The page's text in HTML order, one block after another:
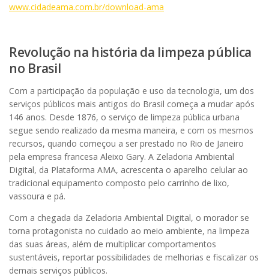
www.cidadeama.com.br/download-ama
Revolução na história da limpeza pública
no Brasil
Com a participação da população e uso da tecnologia, um dos
serviços públicos mais antigos do Brasil começa a mudar após
146 anos. Desde 1876, o serviço de limpeza pública urbana
segue sendo realizado da mesma maneira, e com os mesmos
recursos, quando começou a ser prestado no Rio de Janeiro
pela empresa francesa Aleixo Gary. A Zeladoria Ambiental
Digital, da Plataforma AMA, acrescenta o aparelho celular ao
tradicional equipamento composto pelo carrinho de lixo,
vassoura e pá.
Com a chegada da Zeladoria Ambiental Digital, o morador se
torna protagonista no cuidado ao meio ambiente, na limpeza
das suas áreas, além de multiplicar comportamentos
sustentáveis, reportar possibilidades de melhorias e fiscalizar os
demais serviços públicos.